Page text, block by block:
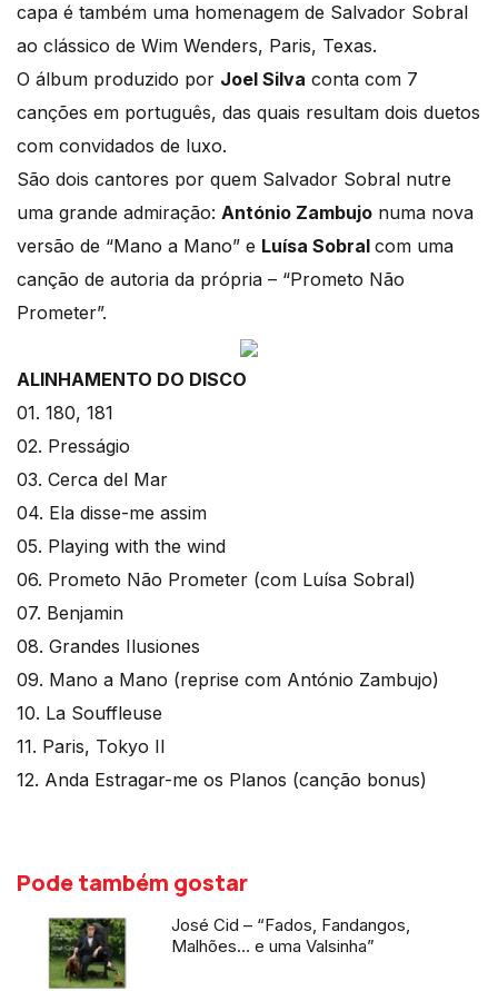
capa é também uma homenagem de Salvador Sobral
ao clássico de Wim Wenders, Paris, Texas.
O álbum produzido por Joel Silva conta com 7
canções em português, das quais resultam dois duetos
com convidados de luxo.
São dois cantores por quem Salvador Sobral nutre
uma grande admiração: António Zambujo numa nova
versão de “Mano a Mano” e Luísa Sobral com uma
canção de autoria da própria – “Prometo Não
Prometer”.
ALINHAMENTO DO DISCO
01. 180, 181
02. Presságio
03. Cerca del Mar
04. Ela disse-me assim
05. Playing with the wind
06. Prometo Não Prometer (com Luísa Sobral)
07. Benjamin
08. Grandes Ilusiones
09. Mano a Mano (reprise com António Zambujo)
10. La Souffleuse
11. Paris, Tokyo II
12. Anda Estragar-me os Planos (canção bonus)
Pode também gostar
José Cid – “Fados, Fandangos,
Malhões… e uma Valsinha”